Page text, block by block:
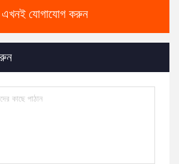
এখনই যোগাযোগ করুন